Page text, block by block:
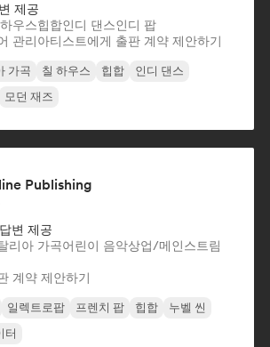
제공
우스힙합인디 댄스인디 팝
관리아티스트에게 출판 계약 제안하기
가곡 칠 하우스 힙합
인디 댄스
모던 재즈
Publishing
변 제공
리아 가곡어린이 음악상업/메인스트림
계약 제안하기
일렉트로팝 프렌치 팝 힙합
누벨 씬
터